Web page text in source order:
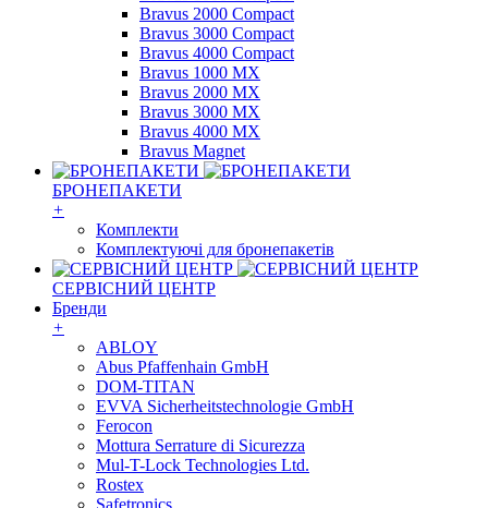
Bravus 2000 Compact
Bravus 3000 Compact
Bravus 4000 Compact
Bravus 1000 MX
Bravus 2000 MX
Bravus 3000 MX
Bravus 4000 MX
Bravus Magnet
БРОНЕПАКЕТИ
+
Комплекти
Комплектуючі для бронепакетів
СЕРВІСНИЙ ЦЕНТР
Бренди
+
ABLOY
Abus Pfaffenhain GmbH
DOM-TITAN
EVVA Sicherheitstechnologie GmbH
Ferocon
Mottura Serrature di Sicurezza
Mul-T-Lock Technologies Ltd.
Rostex
Safetronics